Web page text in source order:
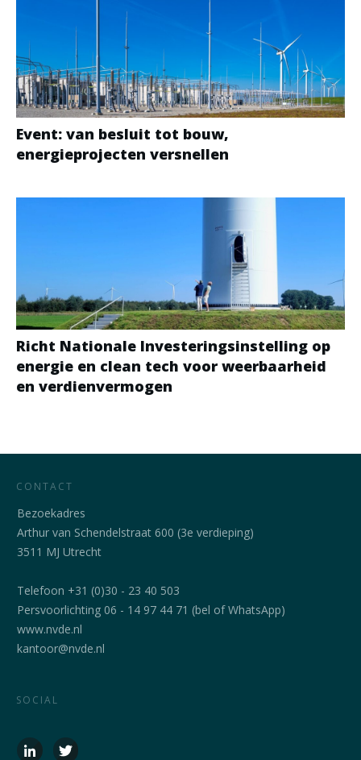
Event: van besluit tot bouw,
energieprojecten versnellen
Richt Nationale Investeringsinstelling op
energie en clean tech voor weerbaarheid
en verdienvermogen
CONTACT
Bezoekadres
Arthur van Schendelstraat 600 (3e verdieping)
3511 MJ Utrecht
Telefoon +31 (0)30 - 23 40 503
Persvoorlichting 06 - 14 97 44 71 (bel of WhatsApp)
www.nvde.nl
kantoor@nvde.nl
SOCIAL